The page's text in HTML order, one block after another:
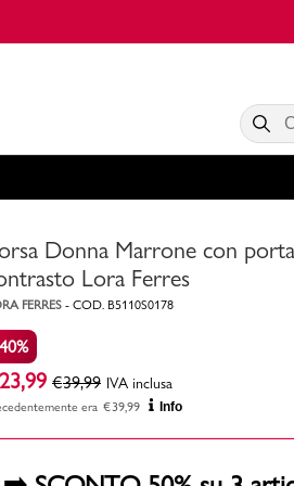
Acquista ora
VALIGIE CIAK
Consigli
Donna Marrone con
Lora Ferres
FERRES - COD. B5110S0178
23,99 €39,99 IVA inclusa
era €39,99 Info